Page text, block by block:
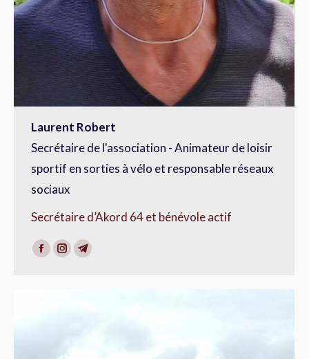
Laurent Robert
Secrétaire de l'association - Animateur de loisir
sportif en sorties à vélo et responsable réseaux
sociaux
Secrétaire d’Akord 64 et bénévole actif
Facebook
Instagram
Telegram